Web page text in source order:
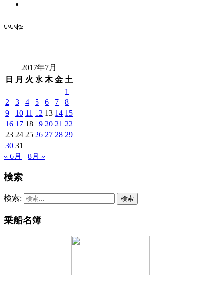
いいね:
2017年7月
日
月 火 水 木 金 土
1
2
3 4 5 6 7
8
9
10 11 12 13 14 15
16 17 18 19 20 21 22
23 24 25 26 27 28 29
30 31
« 6月
8月 »
検索
検索:
乗船名簿